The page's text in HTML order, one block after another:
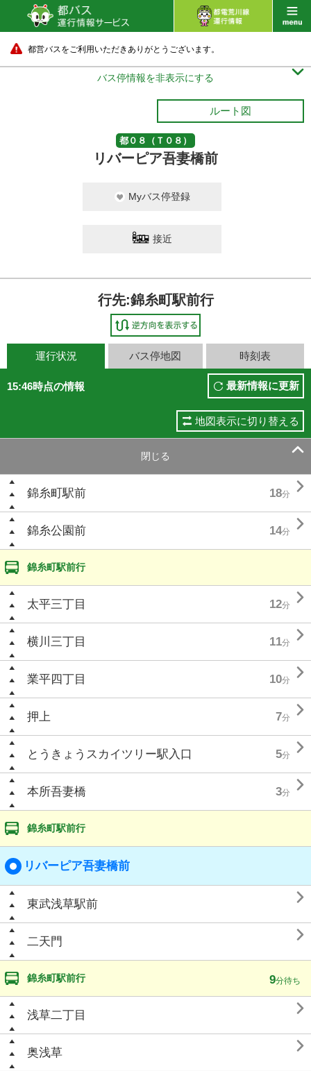
都営バスをご利用いただきありがとうございます。
バス停情報を非表示にする 
ルート図
都０８（Ｔ０８）
リバーピア吾妻橋前
Myバス停登録
接近
行先:錦糸町駅前行
運行状況 バス停地図 時刻表
15:46時点の情報 最新情報に更新
地図表示に切り替える
閉じる 
錦糸町駅前 18分 
錦糸公園前 14分 
錦糸町駅前行
太平三丁目 12分 
横川三丁目 11分 
業平四丁目 10分 
押上 7分 
とうきょうスカイツリー駅入口 5分 
本所吾妻橋 3分 
錦糸町駅前行
リバーピア吾妻橋前
東武浅草駅前 
二天門 
錦糸町駅前行 9分待ち
浅草二丁目 
奥浅草 